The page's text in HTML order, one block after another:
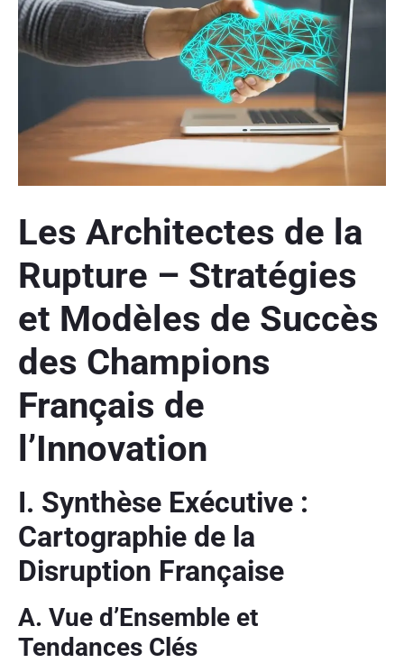
Les Architectes de la
Rupture – Stratégies
et Modèles de Succès
des Champions
Français de
l’Innovation
I. Synthèse Exécutive :
Cartographie de la
Disruption Française
A. Vue d’Ensemble et
Tendances Clés